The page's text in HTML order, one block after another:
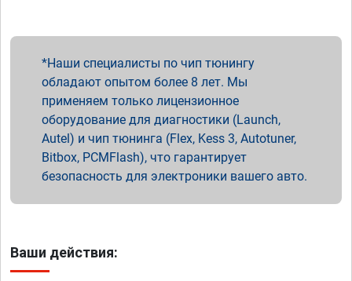
Наши специалисты по чип тюнингу
обладают опытом более 8 лет. Мы
применяем только лицензионное
оборудование для диагностики (Launch,
Autel) и чип тюнинга (Flex, Kess 3, Autotuner,
Bitbox, PCMFlash), что гарантирует
безопасность для электроники вашего авто.
Ваши действия: